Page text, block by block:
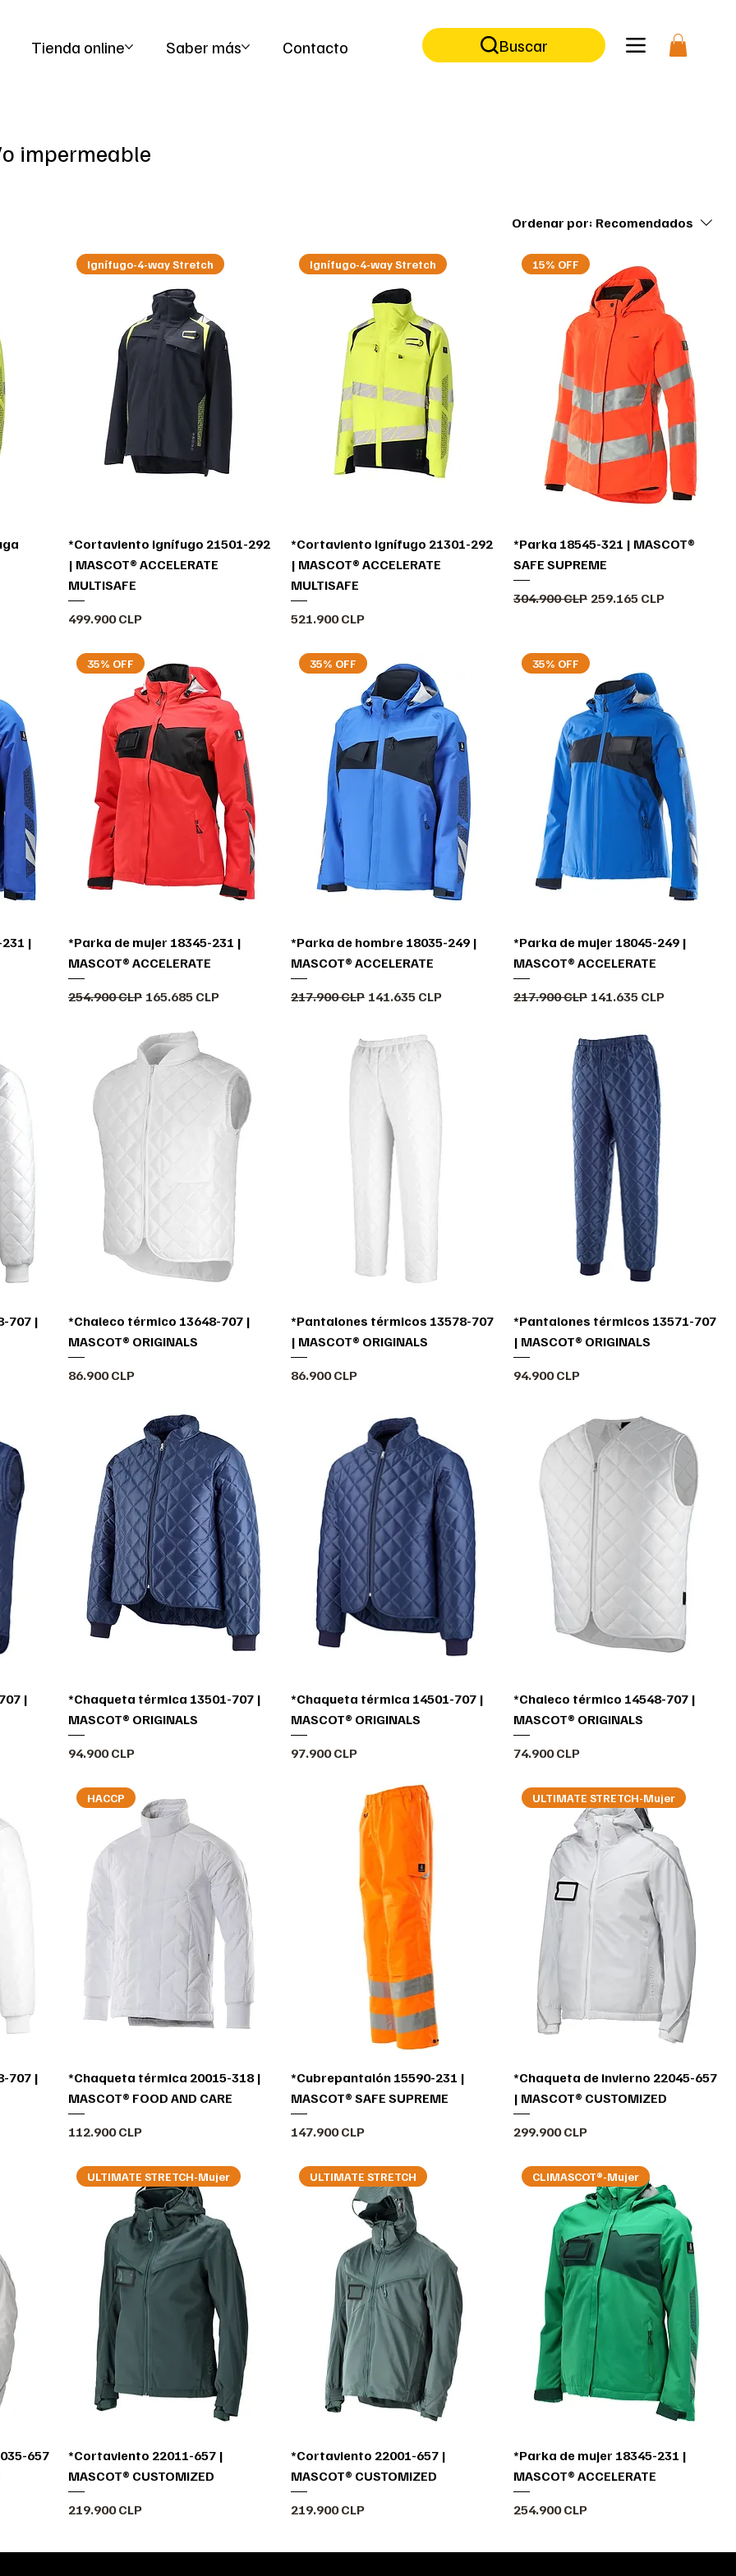
Tienda online Saber más Contacto Buscar
impermeable
Ordenar por: Recomendados
Ignífugo-4-way Stretch
*Cortaviento ignífugo 21501-292
| MASCOT® ACCELERATE
MULTISAFE
Precio
499.900 CLP
Ignífugo-4-way Stretch
*Cortaviento ignífugo 21301-292
| MASCOT® ACCELERATE
MULTISAFE
Precio
521.900 CLP
15% OFF
*Parka 18545-321 | MASCOT®
SAFE SUPREME
Precio
304.900 CLP Precio de oferta
259.165 CLP
|
35% OFF
*Parka de mujer 18345-231 |
MASCOT® ACCELERATE
Precio
254.900 CLP Precio de oferta
165.685 CLP
35% OFF
*Parka de hombre 18035-249 |
MASCOT® ACCELERATE
Precio
217.900 CLP Precio de oferta
141.635 CLP
35% OFF
*Parka de mujer 18045-249 |
MASCOT® ACCELERATE
Precio
217.900 CLP Precio de oferta
141.635 CLP
707 |
*Chaleco térmico 13648-707 |
MASCOT® ORIGINALS
Precio
86.900 CLP
*Pantalones térmicos 13578-707
| MASCOT® ORIGINALS
Precio
86.900 CLP
*Pantalones térmicos 13571-707
| MASCOT® ORIGINALS
Precio
94.900 CLP
|
*Chaqueta térmica 13501-707 |
MASCOT® ORIGINALS
Precio
94.900 CLP
*Chaqueta térmica 14501-707 |
MASCOT® ORIGINALS
Precio
97.900 CLP
*Chaleco térmico 14548-707 |
MASCOT® ORIGINALS
Precio
74.900 CLP
707 |
HACCP
*Chaqueta térmica 20015-318 |
MASCOT® FOOD AND CARE
Precio
112.900 CLP
*Cubrepantalón 15590-231 |
MASCOT® SAFE SUPREME
Precio
147.900 CLP
ULTIMATE STRETCH-Mujer
*Chaqueta de invierno 22045-657
| MASCOT® CUSTOMIZED
Precio
299.900 CLP
657
ULTIMATE STRETCH-Mujer
*Cortaviento 22011-657 |
MASCOT® CUSTOMIZED
Precio
219.900 CLP
ULTIMATE STRETCH
*Cortaviento 22001-657 |
MASCOT® CUSTOMIZED
Precio
219.900 CLP
CLIMASCOT®-Mujer
*Parka de mujer 18345-231 |
MASCOT® ACCELERATE
Precio
254.900 CLP